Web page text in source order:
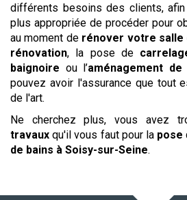
différents besoins des clients,
plus appropriée de procéder pour
au moment de rénover votre salle
rénovation, la pose de
baignoire ou l’aménagement
pouvez avoir l'assurance que tout
de l'art.
Ne cherchez plus, vous avez
travauxqu'il vous faut pour la pose
de bains à Soisy-sur-Seine.